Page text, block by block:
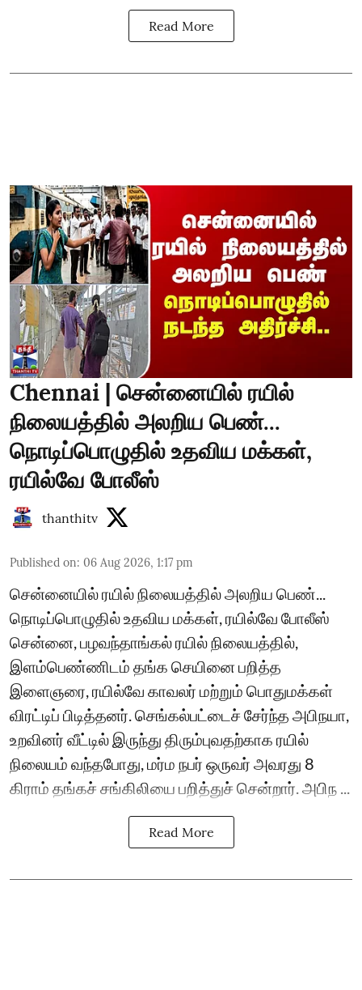
Read More
Chennai | சென்னையில் ரயில்
நிலையத்தில் அலறிய பெண்...
நொடிப்பொழுதில் உதவிய மக்கள்,
ரயில்வே போலீஸ்
thanthitv
Published on: 06 Aug 2026, 1:17 pm
சென்னையில் ரயில் நிலையத்தில் அலறிய பெண்...
நொடிப்பொழுதில் உதவிய மக்கள், ரயில்வே போலீஸ்
சென்னை, பழவந்தாங்கல் ரயில் நிலையத்தில்,
இளம்பெண்ணிடம் தங்க செயினை பறித்த
இளைஞரை, ரயில்வே காவலர் மற்றும் பொதுமக்கள்
விரட்டிப் பிடித்தனர். செங்கல்பட்டைச் சேர்ந்த அபிநயா,
உறவினர் வீட்டில் இருந்து திரும்புவதற்காக ரயில்
நிலையம் வந்தபோது, மர்ம நபர் ஒருவர் அவரது 8
கிராம் தங்கச் சங்கிலியை பறித்துச் சென்றார். அபிந ...
Read More